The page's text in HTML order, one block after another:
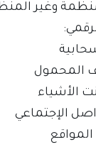
وغير
المحمول
الأشياء
الإجتماعي